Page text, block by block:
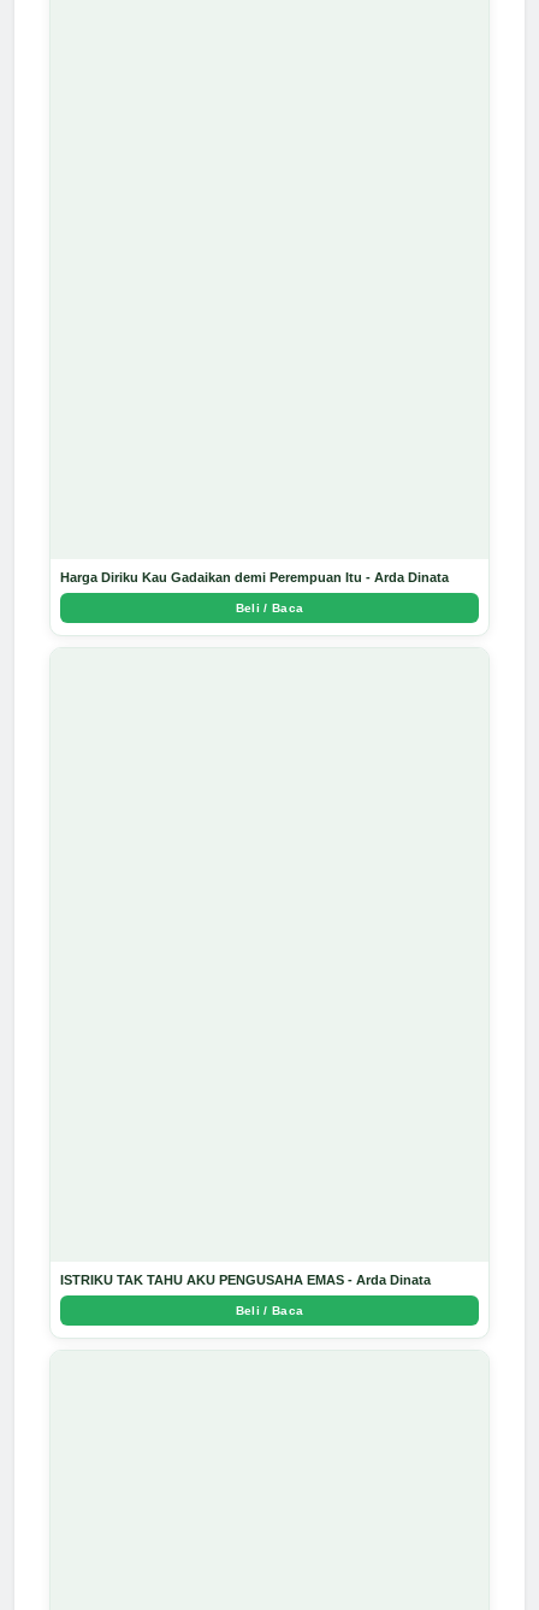
Harga Diriku Kau Gadaikan demi Perempuan Itu - Arda Dinata
Beli / Baca
ISTRIKU TAK TAHU AKU PENGUSAHA EMAS - Arda Dinata
Beli / Baca